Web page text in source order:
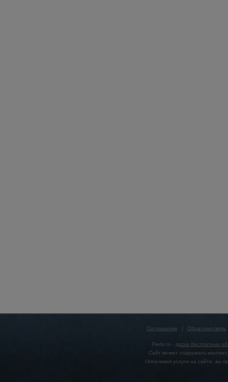
Соглашение | Обратная связь
Flado.ru - доска бесплатных
Сайт может содержать
Оплачивая услуги на сайте, вы